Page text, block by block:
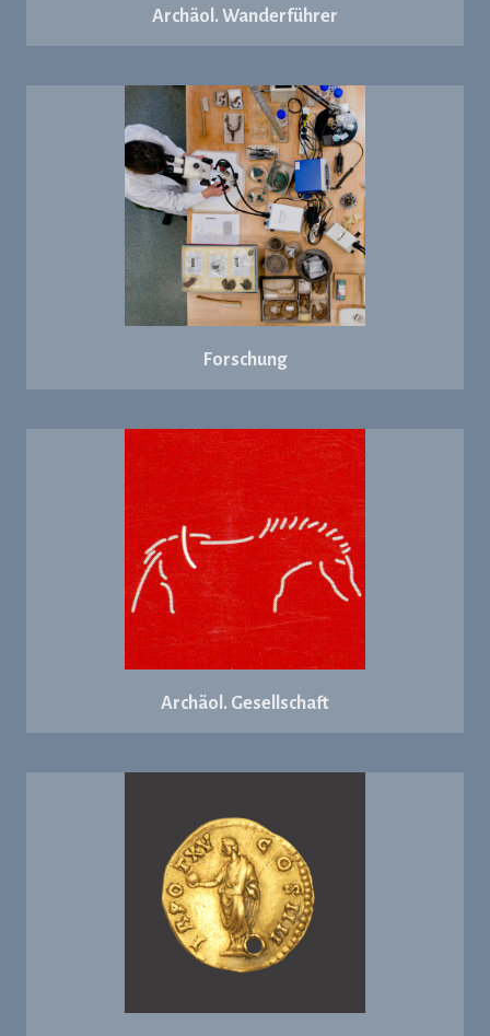
Archäol. Wanderführer
Forschung
Archäol. Gesellschaft